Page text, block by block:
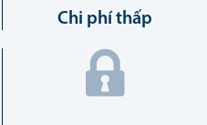
Chi phí thấp